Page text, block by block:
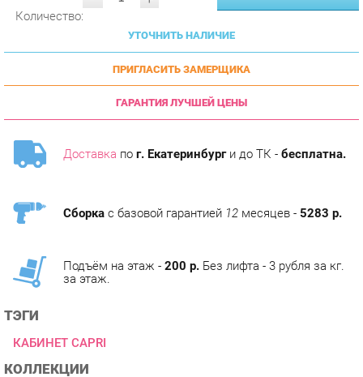
УТОЧНИТЬ НАЛИЧИЕ
ПРИГЛАСИТЬ ЗАМЕРЩИКА
ГАРАНТИЯ ЛУЧШЕЙ ЦЕНЫ
Доставкапог. Екатеринбурги до ТК -бесплатна.
ТЭГИ